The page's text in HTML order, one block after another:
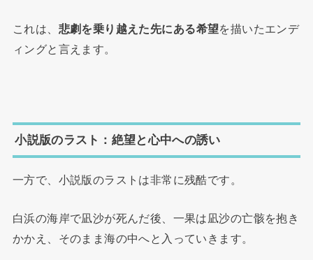
これは、 悲劇を乗り越えた先にある希望を描いたエンデ
ィングと言えます。
小説版のラスト：絶望と心中への誘い
一方で、小説版のラストは非常に残酷です。
白浜の海岸で凪沙が死んだ後、一果は凪沙の亡骸を抱き
かかえ、そのまま海の中へと入っていきます。